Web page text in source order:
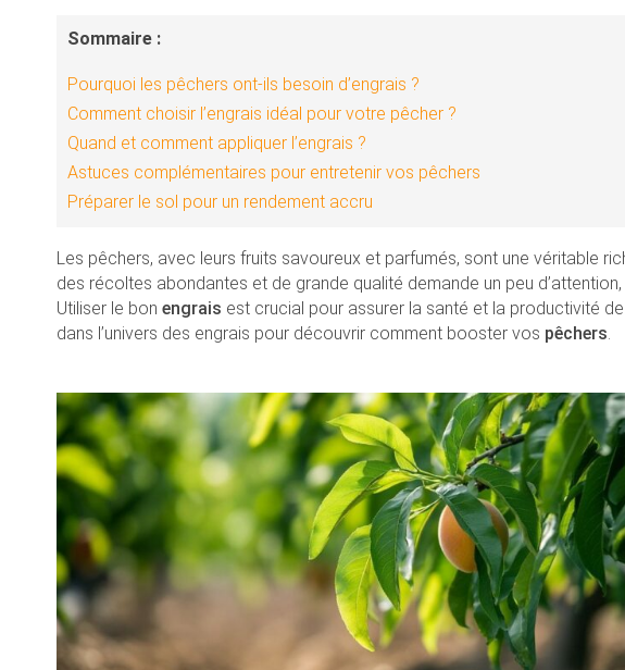
Sommaire :
Pourquoi les pêchers ont-ils besoin d’engrais ?
Comment choisir l’engrais idéal pour votre pêcher ?
Quand et comment appliquer l’engrais ?
Astuces complémentaires pour entretenir vos pêchers
Préparer le sol pour un rendement accru
Les pêchers, avec leurs fruits savoureux et parfumés, sont une véritable
des récoltes abondantes et de grande qualité demande un peu
Utiliser le bon engrais est crucial pour assurer la santé et la productivité
dans l’univers des engrais pour découvrir comment booster vos pêchers.